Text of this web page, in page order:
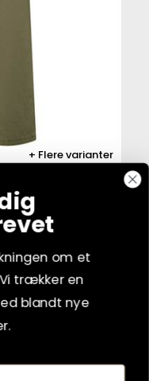
Flere varianter
kr.
kr.
om et
trækker en
blandt nye